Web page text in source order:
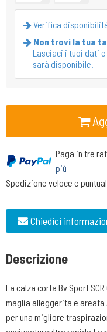
Verifica
Non trovi la tua
Lasciaci i tuoi dati
sarà disponibile.
Paga in tre
più
Spedizione veloce e
Chiedici
Descrizione
La calza corta Bv Sport
maglia alleggerita e areata
per una migliore